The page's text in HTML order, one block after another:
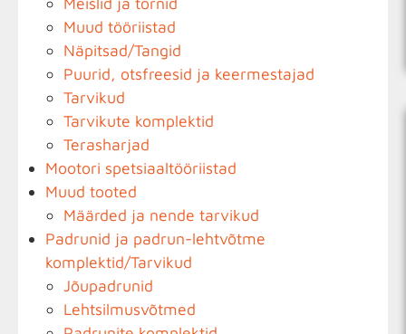
Muud tööriistad
Näpitsad/Tangid
Puurid, otsfreesid ja keermestajad
Tarvikud
Tarvikute komplektid
Terasharjad
Mootori spetsiaaltööriistad
Muud tooted
Määrded ja nende tarvikud
Padrunid ja padrun-lehtvõtme
komplektid/Tarvikud
Jõupadrunid
Lehtsilmusvõtmed